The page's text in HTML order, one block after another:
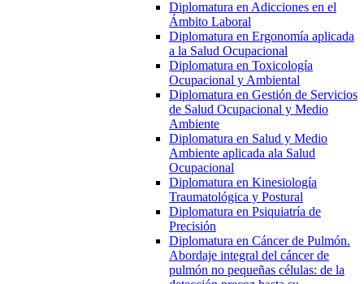
Diplomatura en Adicciones en el
Ámbito Laboral
Diplomatura en Ergonomía aplicada
a la Salud Ocupacional
Diplomatura en Toxicología
Ocupacional y Ambiental
Diplomatura en Gestión de Servicios
de Salud Ocupacional y Medio
Ambiente
Diplomatura en Salud y Medio
Ambiente aplicada ala Salud
Ocupacional
Diplomatura en Kinesiología
Traumatológica y Postural
Diplomatura en Psiquiatría de
Precisión
Diplomatura en Cáncer de Pulmón.
Abordaje integral del cáncer de
pulmón no pequeñas células: de la